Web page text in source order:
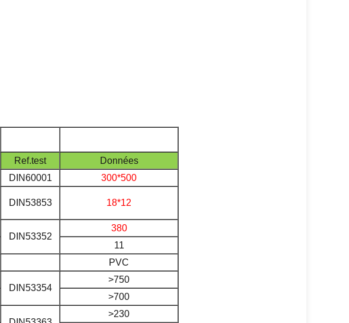
Ref.test Données
DIN60001
300*500
DIN53853 18*12
DIN53352
380
11
PVC
DIN53354
>750
>700
>230